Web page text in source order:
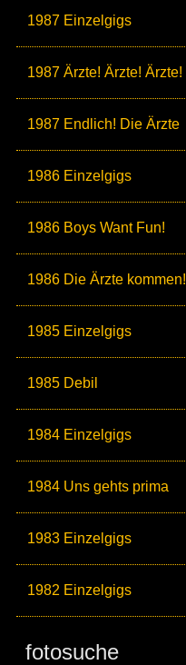
1987 Einzelgigs
1987 Ärzte! Ärzte! Ärzte!
1987 Endlich! Die Ärzte
1986 Einzelgigs
1986 Boys Want Fun!
1986 Die Ärzte kommen!
1985 Einzelgigs
1985 Debil
1984 Einzelgigs
1984 Uns gehts prima
1983 Einzelgigs
1982 Einzelgigs
fotosuche